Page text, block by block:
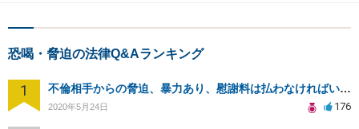
恐喝・脅迫の法律Q&Aランキング
1 不倫相手からの脅迫、暴力あり、慰謝料は払わなければいけませんか
2020年5月24日 176